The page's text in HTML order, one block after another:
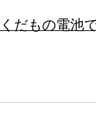
だもの電池